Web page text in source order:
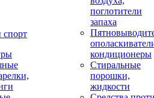
поглотители
запаха
кондиционеры
Стиральные
порошки,
жидкости